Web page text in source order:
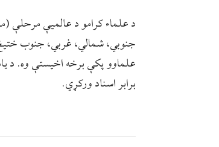
علماوو پکې برخه اخیستې وه. د
برابر اسناد ورکړي.